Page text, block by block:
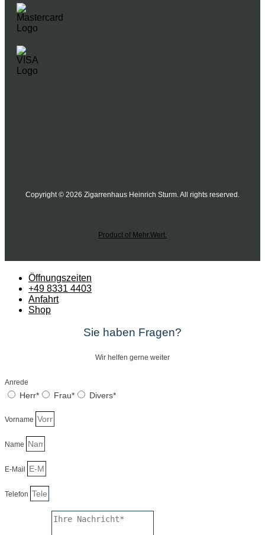
Copyright © 2026 Zigarrenhaus Heinrich Sturm. All rights reserved.
Product of Mehr.Wert.
Öffnungszeiten
+49 8331 4403
Anfahrt
Shop
Sie haben Fragen?
Wir helfen gerne weiter
Anrede
Herr* Frau* Divers*
Vorname
Name
E-Mail
Telefon